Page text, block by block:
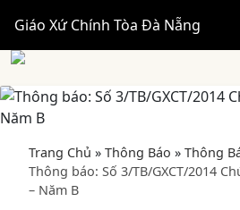
Giáo Xứ Chính Tòa Đà Nẵng
Trang Chủ » Thông Báo » Thông
Thông báo: Số 3/TB/GXCT/2014
– Năm B